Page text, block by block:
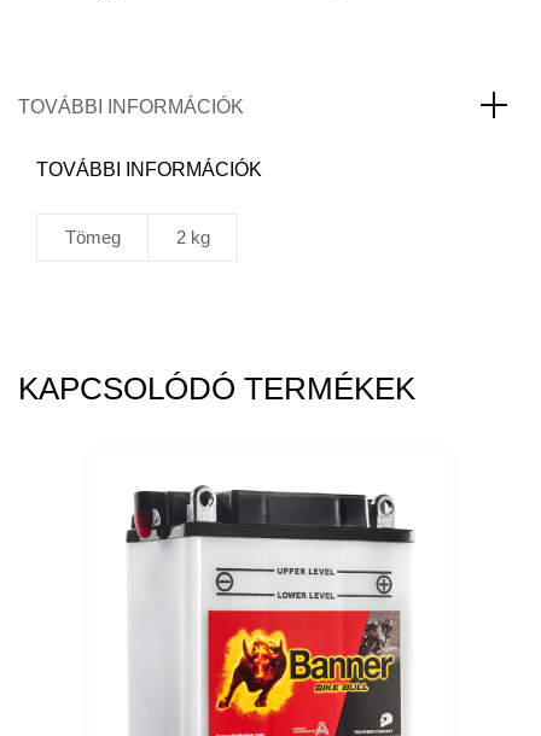
B
TOVÁBBI INFORMÁCIÓK
TOVÁBBI INFORMÁCIÓK
Tömeg 2 kg
KAPCSOLÓDÓ TERMÉKEK